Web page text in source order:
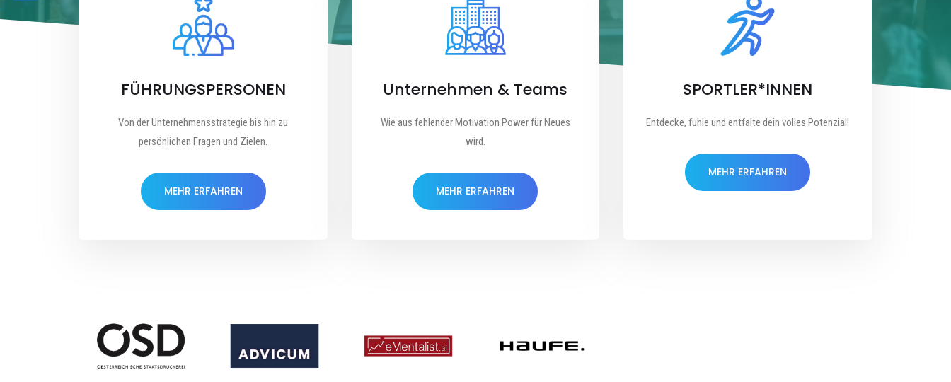
FÜHRUNGSPERSONEN
Von der Unternehmensstrategie bis hin zu
persönlichen Fragen und Zielen.
MEHR ERFAHREN
Unternehmen & Teams
Wie aus fehlender Motivation Power für Neues
wird.
MEHR ERFAHREN
SPORTLER*INNEN
Entdecke, fühle und entfalte dein volles Potenzial!
MEHR ERFAHREN